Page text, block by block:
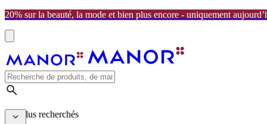
20% sur la beauté, la mode et bien plus encore - uniquement
Les plus recherchés